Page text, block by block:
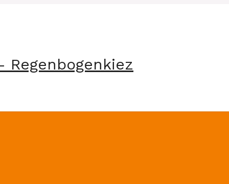
Regenbogenkiez